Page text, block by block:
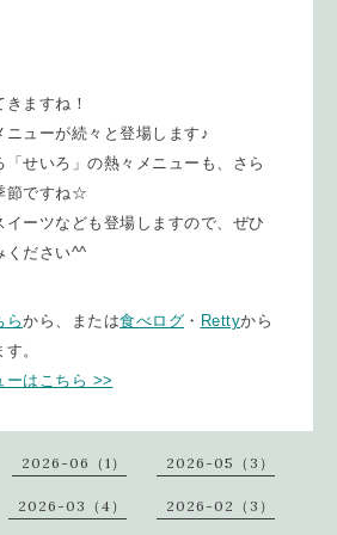
ますね！
ニューが続々と登場します♪
せいろ」の熱々メニューも、さら
節ですね☆
イーツなども登場しますので、ぜひ
ください^^
らから、または食べログ ・ Rettyから
。
ーはこちら >>
2026-06（1） 2026-05（3）
2026-03（4） 2026-02（3）